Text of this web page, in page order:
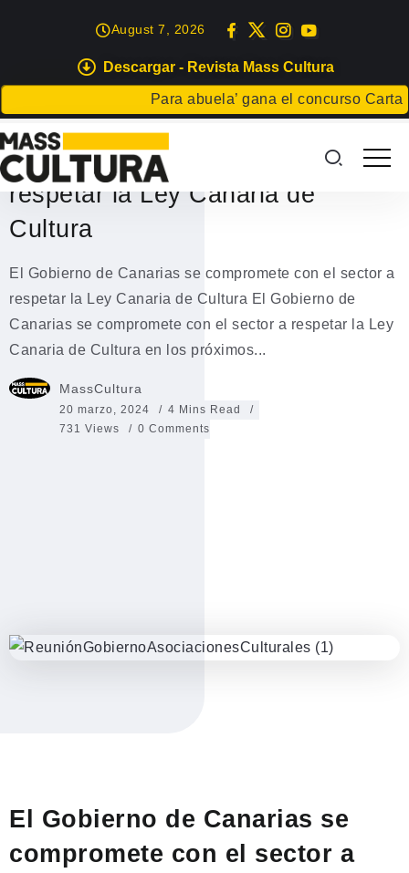
Descargar - Revista Mass Cultura
Para abuela’ gana el concurso Carta
August 7, 2026
EVENTOS
El Gobierno de Canarias se
compromete con el sector a
respetar la Ley Canaria de
Cultura
El Gobierno de Canarias se compromete con el sector a
respetar la Ley Canaria de Cultura El Gobierno de
Canarias se compromete con el sector a respetar la Ley
Canaria de Cultura en los próximos...
MassCultura
20 marzo, 2024
4 Mins Read
731 Views
0 Comments
El Gobierno de Canarias se
compromete con el sector a